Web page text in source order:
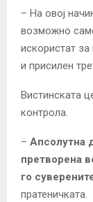
– На овој
возможно
искористат
и присилен
Вистинската
контрола.
– Апсолутна
претворена
го
пратеничката.